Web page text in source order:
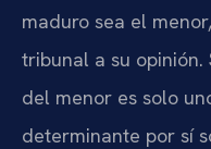
maduro sea el
tribunal a su opinión.
del menor es solo
determinante por sí